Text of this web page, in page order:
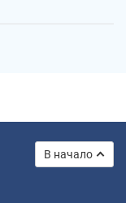
В начало